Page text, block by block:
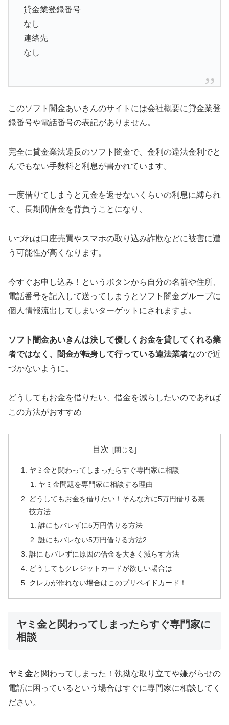
貸金業登録番号
なし
連絡先
なし
このソフト闇金あいきんのサイトには会社概要に貸金業登
録番号や電話番号の表記がありません。
完全に貸金業法違反のソフト闇金で、金利の違法金利でと
んでもない手数料と利息が書かれています。
一度借りてしまうと元金を返せないくらいの利息に縛られ
て、長期間借金を背負うことになり、
いづれは口座売買やスマホの取り込み詐欺などに被害に遭
う可能性が高くなります。
今すぐお申し込み！というボタンから自分の名前や住所、
電話番号を記入して送ってしまうとソフト闇金グループに
個人情報流出してしまいターゲットにされますよ。
ソフト闇金あいきんは決して優しくお金を貸してくれる業
者ではなく、闇金が転身して行っている違法業者なので近
づかないように。
どうしてもお金を借りたい、借金を減らしたいのであれば
この方法がおすすめ
目次
ヤミ金と関わってしまったらすぐ専門家に相談
ヤミ金問題を専門家に相談する理由
どうしてもお金を借りたい！そんな方に5万円借りる裏
技方法
誰にもバレずに5万円借りる方法
誰にもバレない5万円借りる方法2
誰にもバレずに原因の借金を大きく減らす方法
どうしてもクレジットカードが欲しい場合は
クレカが作れない場合はこのプリペイドカード！
ヤミ金と関わってしまったらすぐ専門家に
相談
ヤミ金と関わってしまった！執拗な取り立てや嫌がらせの
電話に困っているという場合はすぐに専門家に相談してく
ださい。